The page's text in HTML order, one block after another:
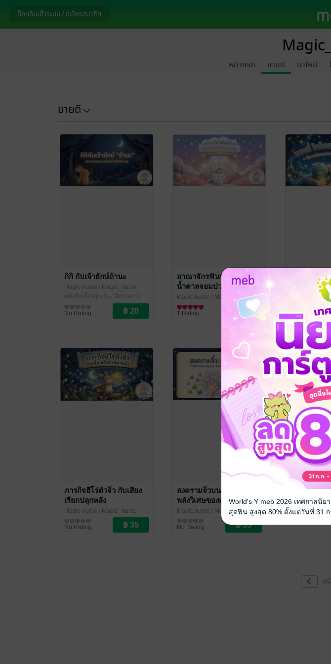
ล็อกอินเข้าระบบ / สมัครสมาชิก
หน้าแรก ขายดี มาใหม่
ขายดี
กิกิ กับเจ้ายักษ์ถ้านะ
Magic nurse / Magic_nurse
หนังสือเด็กปฐมวัย / นิทานภาพ
No Rating
อาณาจักรฟันขาว กับปีศาจ
น้ำตาลจอมป่วน (สอนเรื่อง
การแปรงฟัน)
Magic nurse / Magic_nurse
หนังสือเด็กปฐมวัย / นิทานภาพ
1 Rating
ไดโนเสาร์ฮี
Magic nurse/
หนังสือเด็กปฐม
1 Rating
ภารกิจฮีโร่ตัวจิ๋ว กับเสียง
เรียกปลุกพลัง
Magic nurse / Magic_nurse
หนังสือเด็กปฐมวัย / นิทานภาพ
No Rating
สงครามจิ๋วบนปลายนิ้ว กับ
พลังวิเศษของสบู่หอม
Magic nurse / Magic_nurse
หนังสือเด็กปฐมวัย / นิทานภาพ
No Rating
ห
World's Y meb 2026 เทศกาลนิ
สุดฟิน สูงสุด 80% ตั้งแต่วันที่ 31